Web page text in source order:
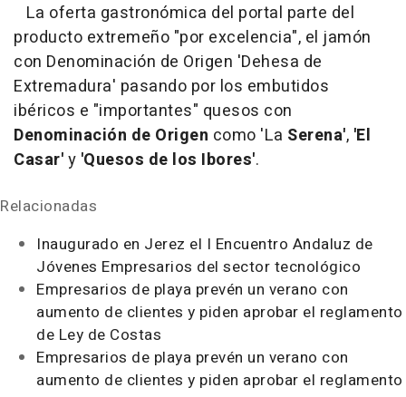
La oferta gastronómica del portal parte del
producto extremeño "por excelencia", el jamón
con Denominación de Origen 'Dehesa de
Extremadura' pasando por los embutidos
ibéricos e "importantes" quesos con
Denominación de Origen como 'La Serena', 'El
Casar'y 'Quesos de los Ibores'.
Relacionadas
Inaugurado en Jerez el I Encuentro Andaluz de
Jóvenes Empresarios del sector tecnológico
Empresarios de playa prevén un verano con
aumento de clientes y piden aprobar el reglamento
de Ley de Costas
Empresarios de playa prevén un verano con
aumento de clientes y piden aprobar el reglamento